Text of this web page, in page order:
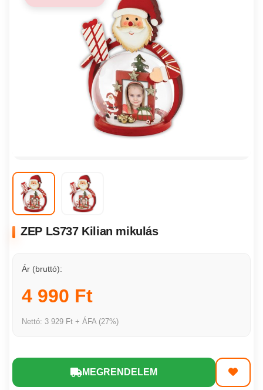
ZEP LS737 Kilian mikulás
Ár (bruttó):
4 990 Ft
Nettó: 3 929 Ft + ÁFA (27%)
MEGRENDELEM